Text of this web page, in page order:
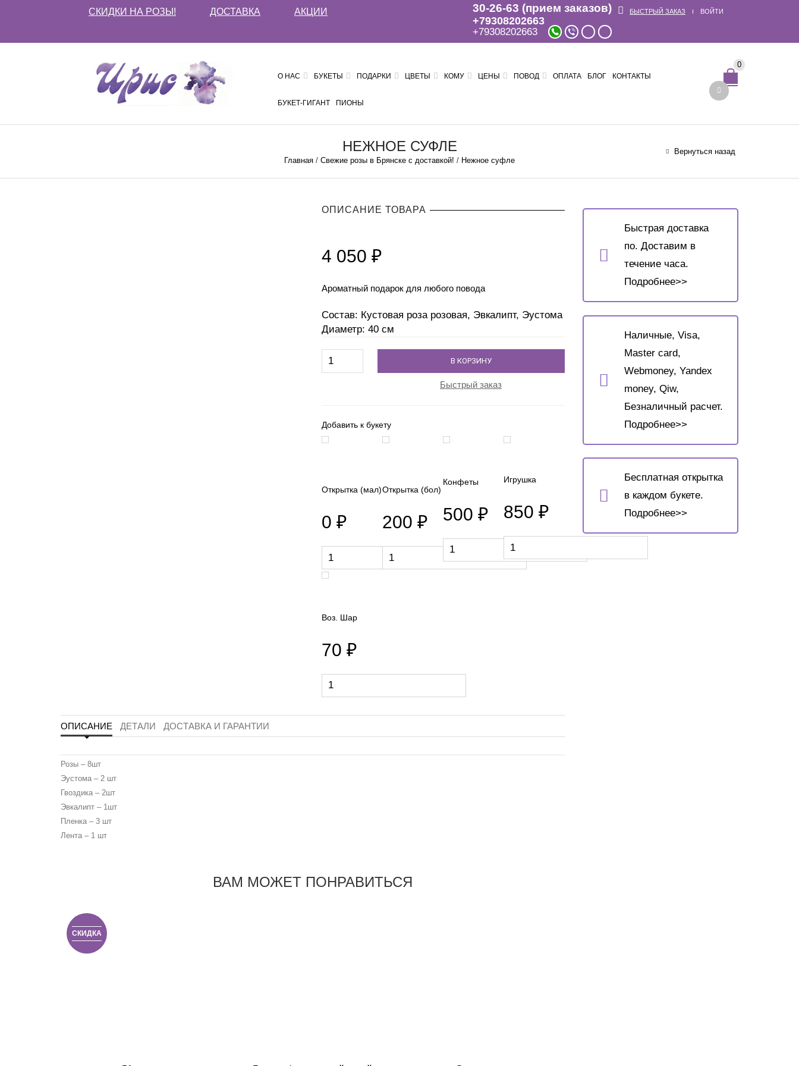
СКИДКИ НА РОЗЫ! ДОСТАВКА АКЦИИ БЫСТРЫЙ ЗАКАЗ ВОЙТИ
30-26-63 (прием заказов)
+79308202663
+79308202663
О НАС БУКЕТЫ ПОДАРКИ ЦВЕТЫ КОМУ ЦЕНЫ ПОВОД ОПЛАТА БЛОГ КОНТАКТЫ
БУКЕТ-ГИГАНТ ПИОНЫ
0
НЕЖНОЕ СУФЛЕ
Главная / Свежие розы в Брянске с доставкой! / Нежное суфле
Вернуться назад
ОПИСАНИЕ ТОВАРА
4 050 ₽
Ароматный подарок для любого повода
Состав: Кустовая роза розовая, Эвкалипт, Эустома
Диаметр: 40 см
В КОРЗИНУ
Быстрый заказ
Добавить к букету
Открытка (мал)
0 ₽
Открытка (бол)
200 ₽
Конфеты
500 ₽
Игрушка
850 ₽
Воз. Шар
70 ₽
ОПИСАНИЕ ДЕТАЛИ ДОСТАВКА И ГАРАНТИИ
Розы – 8шт
Эустома – 2 шт
Гвоздика – 2шт
Эвкалипт – 1шт
Пленка – 3 шт
Лента – 1 шт
ВАМ МОЖЕТ ПОНРАВИТЬСЯ
СКИДКА
Быстрая доставка
по. Доставим в
течение часа.
Подробнее>>
Наличные, Visa,
Master card,
Webmoney, Yandex
money, Qiw,
Безналичный расчет.
Подробнее>>
Бесплатная открытка
в каждом букете.
Подробнее>>